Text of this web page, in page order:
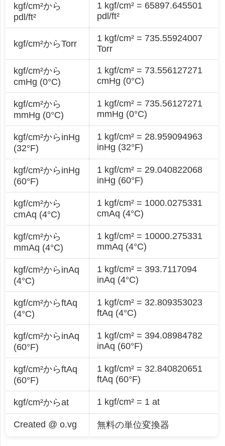
kgf/cm²から
pdl/ft²
1 kgf/cm² = 65897.645501
pdl/ft²
kgf/cm²からTorr
1 kgf/cm² = 735.55924007
Torr
kgf/cm²から
cmHg (0°C)
1 kgf/cm² = 73.556127271
cmHg (0°C)
kgf/cm²から
mmHg (0°C)
1 kgf/cm² = 735.56127271
mmHg (0°C)
kgf/cm²からinHg
(32°F)
1 kgf/cm² = 28.959094963
inHg (32°F)
kgf/cm²からinHg
(60°F)
1 kgf/cm² = 29.040822068
inHg (60°F)
kgf/cm²から
cmAq (4°C)
1 kgf/cm² = 1000.0275331
cmAq (4°C)
kgf/cm²から
mmAq (4°C)
1 kgf/cm² = 10000.275331
mmAq (4°C)
kgf/cm²からinAq
(4°C)
1 kgf/cm² = 393.7117094
inAq (4°C)
kgf/cm²からftAq
(4°C)
1 kgf/cm² = 32.809353023
ftAq (4°C)
kgf/cm²からinAq
(60°F)
1 kgf/cm² = 394.08984782
inAq (60°F)
kgf/cm²からftAq
(60°F)
1 kgf/cm² = 32.840820651
ftAq (60°F)
kgf/cm²からat 1 kgf/cm² = 1 at
Created @ o.vg 無料の単位変換器